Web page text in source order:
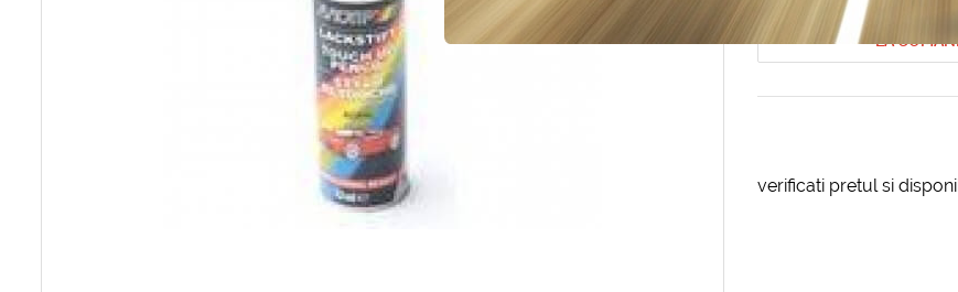
LA
verificati pretul si